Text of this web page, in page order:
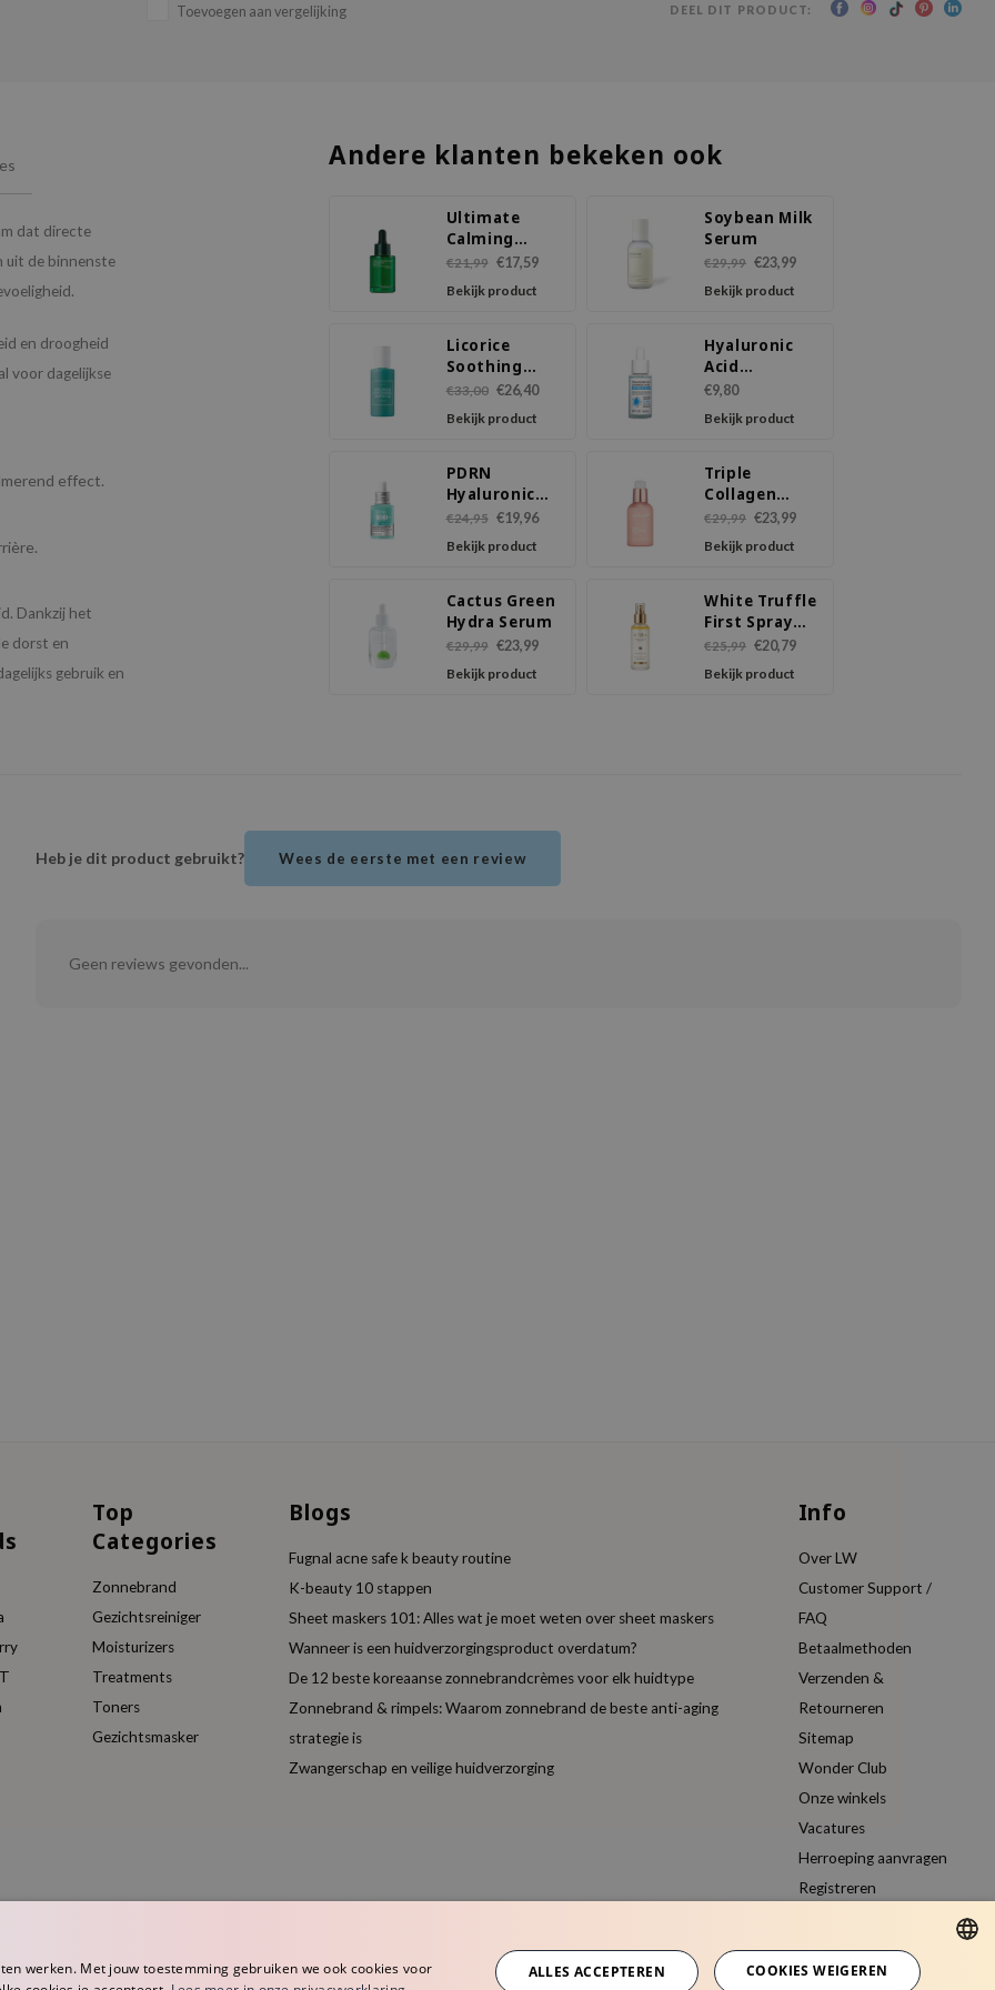
Toevoegen aan vergelijking DEEL DIT PRODUCT:
dat directe
uit de binnenste
en droogheid
voor dagelijkse
effect.
Dankzij het
dorst en
gebruik en
Andere klanten bekeken ook
Ultimate
Calming
Solution
Ampoule
€21,99 €17,59
Bekijk product
Soybean Milk
Serum
€29,99 €23,99
Bekijk product
Licorice
Soothing
Ampoule
€33,00 €26,40
Bekijk product
Hyaluronic
Acid
Ceramide HA
B5 Ampoule
Serum
€9,80
Bekijk product
PDRN
Hyaluronic
Acid Capsule
100 Serum
€24,95 €19,96
Bekijk product
Triple
Collagen
Serum
€29,99 €23,99
Bekijk product
Cactus Green
Hydra Serum
€29,99 €23,99
Bekijk product
White Truffle
First Spray
Serum
€25,99 €20,79
Bekijk product
Heb je dit product gebruikt? Wees de eerste met een review
Geen reviews gevonden...
Top
Categories
Zonnebrand
Gezichtsreiniger
Moisturizers
Treatments
Toners
Gezichtsmasker
Blogs
Fugnal acne safe k beauty routine
K-beauty 10 stappen
Sheet maskers 101: Alles wat je moet weten over sheet maskers
Wanneer is een huidverzorgingsproduct overdatum?
De 12 beste koreaanse zonnebrandcrèmes voor elk huidtype
Zonnebrand & rimpels: Waarom zonnebrand de beste anti-aging
strategie is
Zwangerschap en veilige huidverzorging
Info
Over LW
Customer Support /
FAQ
Betaalmethoden
Verzenden &
Retourneren
Sitemap
Wonder Club
Onze winkels
Vacatures
Herroeping aanvragen
Registreren
DUTCH
werken. Met jouw toestemming gebruiken we ook cookies voor
ALLES ACCEPTEREN COOKIES WEIGEREN